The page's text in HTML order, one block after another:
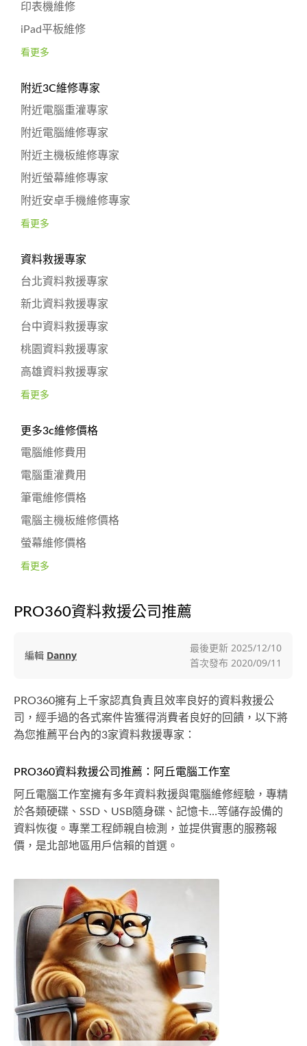
印表機維修
iPad平板維修
看更多
附近3C維修專家
附近電腦重灌專家
附近電腦維修專家
附近主機板維修專家
附近螢幕維修專家
附近安卓手機維修專家
看更多
資料救援專家
台北資料救援專家
新北資料救援專家
台中資料救援專家
桃園資料救援專家
高雄資料救援專家
看更多
更多3c維修價格
電腦維修費用
電腦重灌費用
筆電維修價格
電腦主機板維修價格
螢幕維修價格
看更多
PRO360資料救援公司推薦
編輯 Danny
最後更新 2025/12/10
首次發布 2020/09/11
PRO360擁有上千家認真負責且效率良好的資料救援公
司，經手過的各式案件皆獲得消費者良好的回饋，以下將
為您推薦平台內的3家資料救援專家：
PRO360資料救援公司推薦：阿丘電腦工作室
阿丘電腦工作室擁有多年資料救援與電腦維修經驗，專精
於各類硬碟、SSD、USB隨身碟、記憶卡…等儲存設備的
資料恢復。專業工程師親自檢測，並提供實惠的服務報
價，是北部地區用戶信賴的首選。